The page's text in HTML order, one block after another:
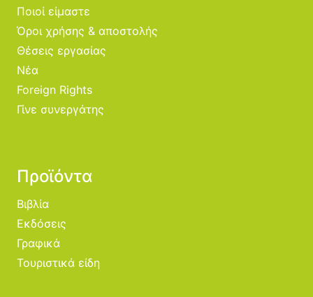
Ποιοί είμαστε
Όροι χρήσης & αποστολής
Θέσεις εργασίας
Νέα
Foreign Rights
Γίνε συνεργάτης
Προϊόντα
Βιβλία
Εκδόσεις
Γραφικά
Τουριστικά είδη